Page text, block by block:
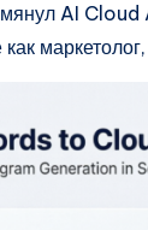
AI